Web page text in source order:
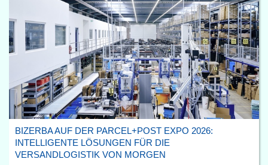
BIZERBA AUF DER PARCEL+POST EXPO 2026:
INTELLIGENTE LÖSUNGEN FÜR DIE
VERSANDLOGISTIK VON MORGEN